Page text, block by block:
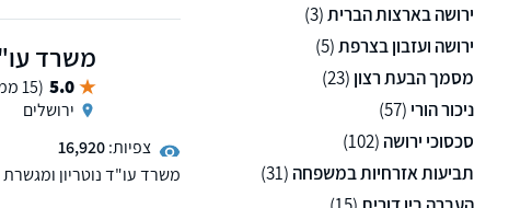
ירושה בארצות הברית(3)
ירושה ועזבון בצרפת(5)
מסמך הבעת רצון (23)
ניכור הורי (57)
סכסוכי ירושה (102)
תביעות אזרחיות במשפחה (31)
משרד
5.0 (15 ממליצים)
ירושלים
צפיות:16,920
משרד עו"ד נוטריון